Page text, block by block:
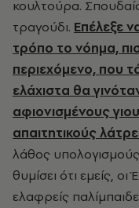
κουλτούρα.
τραγούδι. Επέλεξε
τρόπο το νόημα,
περιεχόμενο, που
ελάχιστα θα
αφιονισμένους
απαιτητικούς
λάθος
θυμίσει ότι εμείς,
ελαφρείς